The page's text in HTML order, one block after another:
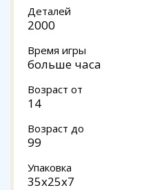
Деталей
2000
Время игры
больше часа
Возраст от
14
Возраст до
99
Упаковка
35x25x7